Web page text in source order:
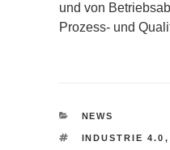
und von
Prozess- und
KATEGORIEN
NEWS
INDUSTRIE 4.0 ,